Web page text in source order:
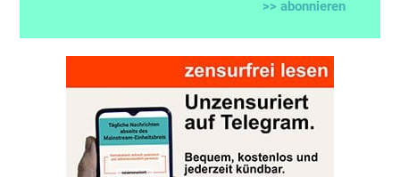
>> abonnieren